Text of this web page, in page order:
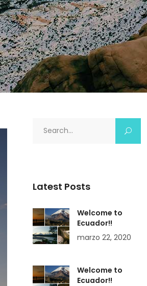
Latest Posts
Welcome to
Ecuador!!
marzo 22, 2020
Welcome to
Ecuador!!